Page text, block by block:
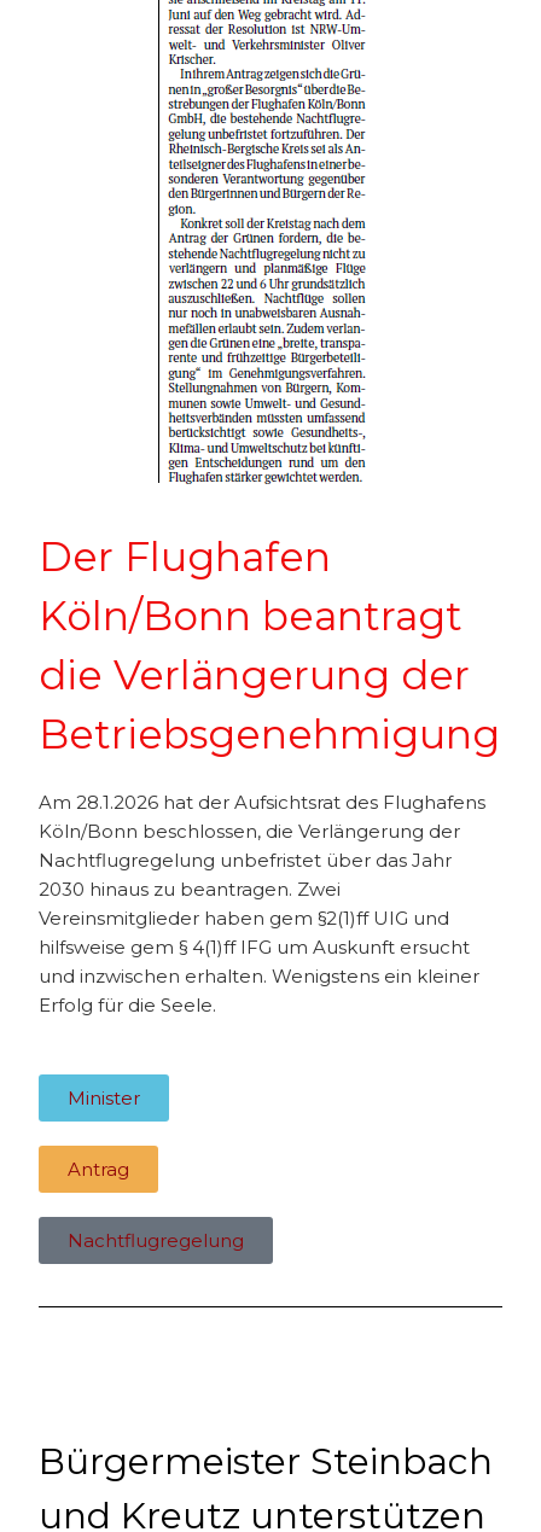
Der Flughafen
Köln/Bonn beantragt
die Verlängerung der
Betriebsgenehmigung
Am 28.1.2026 hat der Aufsichtsrat des Flughafens
Köln/Bonn beschlossen, die Verlängerung der
Nachtflugregelung unbefristet über das Jahr
2030 hinaus zu beantragen. Zwei
Vereinsmitglieder haben gem §2(1)ff UIG und
hilfsweise gem § 4(1)ff IFG um Auskunft ersucht
und inzwischen erhalten. Wenigstens ein kleiner
Erfolg für die Seele.
Minister
Antrag
Nachtflugregelung
Bürgermeister Steinbach
und Kreutz unterstützen